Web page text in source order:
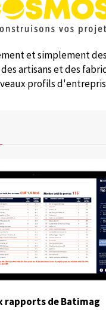
et simplement des
artisans et des
profils
rapports de Batimag